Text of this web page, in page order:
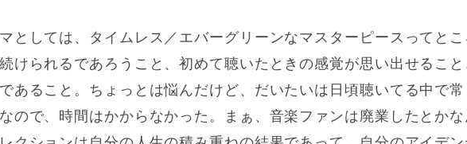
としては、タイムレス／エバーグリーンなマスターピースってと
けられるであろうこと、初めて聴いたときの感覚が思い出せるこ
あること。ちょっとは悩んだけど、だいたいは日頃聴いてる中で
ので、時間はかからなかった。まぁ、音楽ファンは廃業したとか